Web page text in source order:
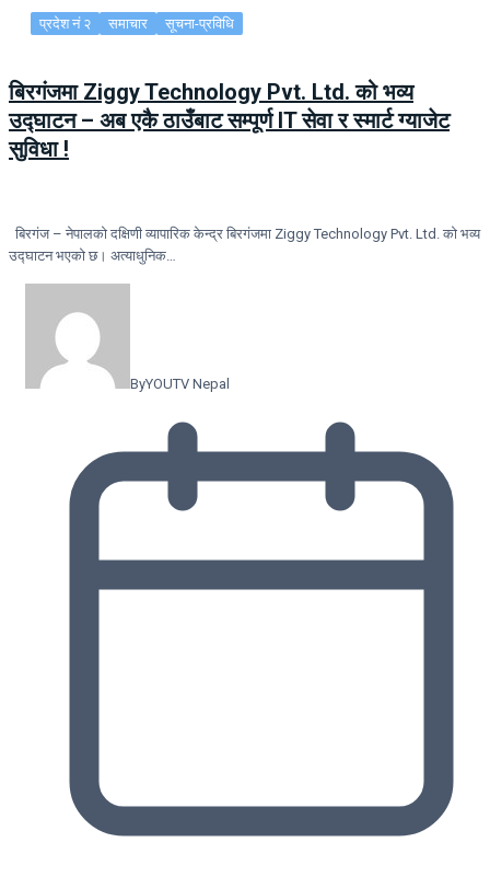
प्रदेश नं २ समाचार सूचना-प्रविधि
बिरगंजमा Ziggy Technology Pvt. Ltd. को भव्य
उद्घाटन – अब एकै ठाउँबाट सम्पूर्ण IT सेवा र स्मार्ट ग्याजेट
सुविधा !
बिरगंज – नेपालको दक्षिणी व्यापारिक केन्द्र बिरगंजमा Ziggy Technology Pvt. Ltd. को भव्य
उद्घाटन भएको छ। अत्याधुनिक…
ByYOUTV Nepal